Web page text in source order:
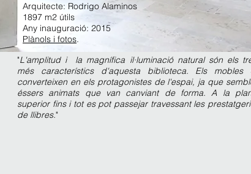
Arquitecte: Rodrigo Alaminos
1897 m2 útils
Any inauguració: 2015
Plànols i fotos.
"L'amplitud i la magnífica il·luminació natural són els
més característics d'aquesta biblioteca. Els mobles
converteixen en els protagonistes de l'espai, ja que
éssers animats que van canviant de forma. A la
superior fins i tot es pot passejar travessant les
de llibres."